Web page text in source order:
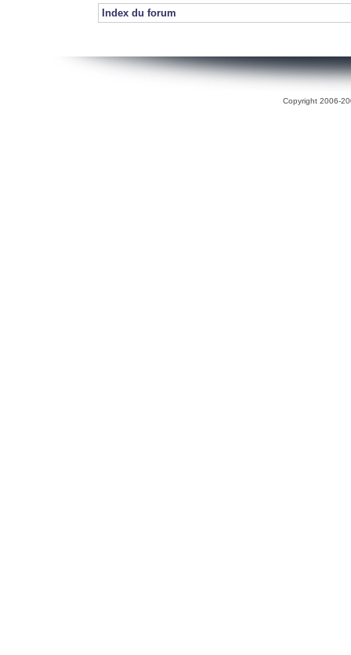
Index du forum
Copyright 2006-